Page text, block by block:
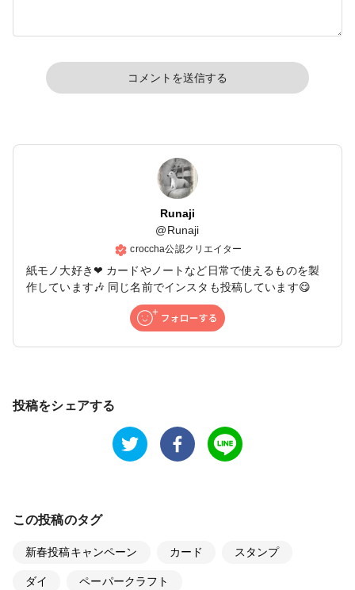
コメントを送信する
Runaji
@Runaji
croccha公認クリエイター
紙モノ大好き❤ カードやノートなど日常で使えるものを製
作しています🎶 同じ名前でインスタも投稿しています😋
投稿をシェアする
この投稿のタグ
新春投稿キャンペーン カード スタンプ
ダイ ペーパークラフト